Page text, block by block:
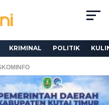
KRIMINAL POLITIK